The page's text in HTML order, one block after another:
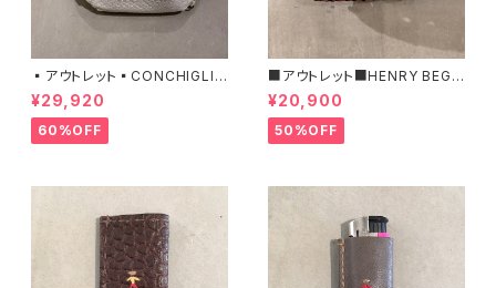
▪️アウトレット▪️CONCHIGLIA
/ ISIDE 06020202 エンリー
ベグリン ポーチ
¥29,920
60%OFF
■アウトレット■HENRY BEGU
ELIN / BR.TERRA / DAGLAS
/MANDRANCIO エンリーベグ
リン
¥20,900
50%OFF